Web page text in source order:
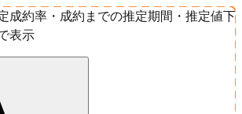
成約率・成約までの推定期間・推定値下
表示